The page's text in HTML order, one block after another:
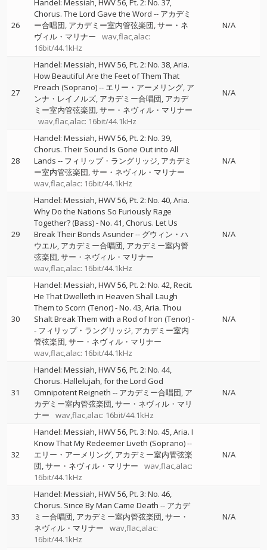
26
Handel: Messiah, HWV 56, Pt. 2: No. 37,
Chorus. The Lord Gave the Word -- アカデミ
ー合唱団 アカデミー室内管弦楽団 サー・ネ
ヴィル・マリナー
wav,flac,alac:
16bit/44.1kHz
N/A
27
Handel: Messiah, HWV 56, Pt. 2: No. 38, Aria.
How Beautiful Are the Feet of Them That
Preach (Soprano)-- エリー・アーメリング ア
ンナ・レイノルズ アカデミー合唱団 アカデ
ミー室内管弦楽団 サー・ネヴィル・マリナー
wav,flac,alac: 16bit/44.1kHz
N/A
28
Handel: Messiah, HWV 56, Pt. 2: No. 39,
Chorus. Their Sound Is Gone Out into All
Lands -- フィリップ・ラングリッジ アカデミ
ー室内管弦楽団 サー・ネヴィル・マリナー
wav,flac,alac: 16bit/44.1kHz
N/A
29
Handel: Messiah, HWV 56, Pt. 2: No. 40, Aria.
Why Do the Nations So Furiously Rage
Together? (Bass) - No. 41, Chorus. Let Us
Break Their Bonds Asunder-- グウィン・ハ
ウエル アカデミー合唱団 アカデミー室内管
弦楽団 サー・ネヴィル・マリナー
wav,flac,alac: 16bit/44.1kHz
N/A
30
Handel: Messiah, HWV 56, Pt. 2: No. 42, Recit.
He That Dwelleth in Heaven Shall Laugh
Them to Scorn (Tenor) - No. 43, Aria. Thou
Shalt Break Them with a Rod of Iron (Tenor)-
- フィリップ・ラングリッジ アカデミー室内
管弦楽団 サー・ネヴィル・マリナー
wav,flac,alac: 16bit/44.1kHz
N/A
31
Handel: Messiah, HWV 56, Pt. 2: No. 44,
Chorus. Hallelujah, for the Lord God
Omnipotent Reigneth -- アカデミー合唱団 ア
カデミー室内管弦楽団 サー・ネヴィル・マリ
ナー
wav,flac,alac: 16bit/44.1kHz
N/A
32
Handel: Messiah, HWV 56, Pt. 3: No. 45, Aria. I
Know That My Redeemer Liveth (Soprano)--
エリー・アーメリング アカデミー室内管弦楽
団 サー・ネヴィル・マリナー
wav,flac,alac:
16bit/44.1kHz
N/A
33
Handel: Messiah, HWV 56, Pt. 3: No. 46,
Chorus. Since By Man Came Death -- アカデ
ミー合唱団 アカデミー室内管弦楽団 サー・
ネヴィル・マリナー
wav,flac,alac:
16bit/44.1kHz
N/A